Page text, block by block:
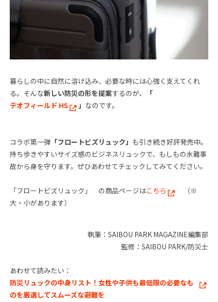
暮らしの中に自然に溶け込み、必要な時には心強く支えてくれ
る。そんな新しい防災の形を提案するのが、
「
テオフィールド HS
」 なのです。
コラボ第一弾 「フロートビズリュック」 も引き続き好評発売中。
持ち歩きやすいサイズ感のビジネスリュックで、もしもの水難事
故から身を守ります。ぜひあわせてチェックしてみてください。
「フロートビズリュック」 の商品ページはこちら
（※
大・小があります）
執筆：SAIBOU PARK MAGAZINE編集部
監修：SAIBOU PARK/防災士
あわせて読みたい：
防災リュックの中身リスト！女性や子供も最低限の必要なも
のを厳選してスムーズな避難を